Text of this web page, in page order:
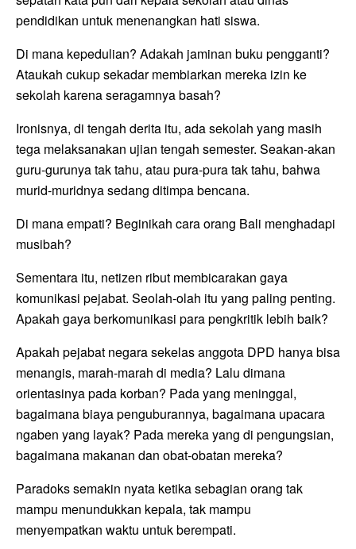
pendidikan untuk menenangkan hati siswa.
Di mana kepedulian? Adakah jaminan buku pengganti?
Ataukah cukup sekadar membiarkan mereka izin ke
sekolah karena seragamnya basah?
Ironisnya, di tengah derita itu, ada sekolah yang masih
tega melaksanakan ujian tengah semester. Seakan-akan
guru-gurunya tak tahu, atau pura-pura tak tahu, bahwa
murid-muridnya sedang ditimpa bencana.
Di mana empati? Beginikah cara orang Bali menghadapi
musibah?
Sementara itu, netizen ribut membicarakan gaya
komunikasi pejabat. Seolah-olah itu yang paling penting.
Apakah gaya berkomunikasi para pengkritik lebih baik?
Apakah pejabat negara sekelas anggota DPD hanya bisa
menangis, marah-marah di media? Lalu dimana
orientasinya pada korban? Pada yang meninggal,
bagaimana biaya penguburannya, bagaimana upacara
ngaben yang layak? Pada mereka yang di pengungsian,
bagaimana makanan dan obat-obatan mereka?
Paradoks semakin nyata ketika sebagian orang tak
mampu menundukkan kepala, tak mampu
menyempatkan waktu untuk berempati.